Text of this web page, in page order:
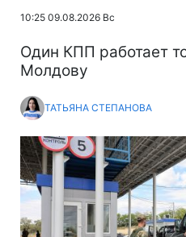
10:25 09.08.2026 Вс
Один КПП работает
Молдову
ТАТЬЯНА СТЕПАНОВА